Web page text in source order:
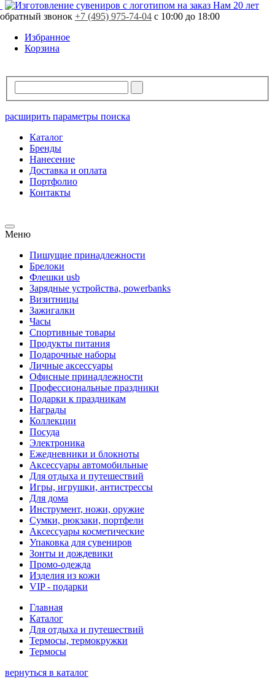
Нам 20 лет
обратный звонок +7 (495) 975-74-04 с 10:00 до 18:00
Избранное
Корзина
расширить параметры поиска
Каталог
Бренды
Нанесение
Доставка и оплата
Портфолио
Контакты
Меню
Пишущие принадлежности
Брелоки
Флешки usb
Зарядные устройства, powerbanks
Визитницы
Зажигалки
Часы
Спортивные товары
Продукты питания
Подарочные наборы
Личные аксессуары
Офисные принадлежности
Профессиональные праздники
Подарки к праздникам
Награды
Коллекции
Посуда
Электроника
Ежедневники и блокноты
Аксессуары автомобильные
Для отдыха и путешествий
Игры, игрушки, антистрессы
Для дома
Инструмент, ножи, оружие
Сумки, рюкзаки, портфели
Аксессуары косметические
Упаковка для сувениров
Зонты и дождевики
Промо-одежда
Изделия из кожи
VIP - подарки
Главная
Каталог
Для отдыха и путешествий
Термосы, термокружки
Термосы
вернуться в каталог